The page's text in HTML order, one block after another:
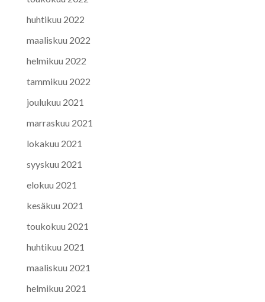
huhtikuu 2022
maaliskuu 2022
helmikuu 2022
tammikuu 2022
joulukuu 2021
marraskuu 2021
lokakuu 2021
syyskuu 2021
elokuu 2021
kesäkuu 2021
toukokuu 2021
huhtikuu 2021
maaliskuu 2021
helmikuu 2021